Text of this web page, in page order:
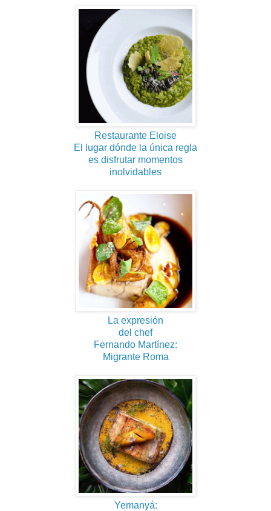
Restaurante Eloise
El lugar dónde la única regla
es disfrutar momentos
inolvidables
La expresión
del chef
Fernando Martínez:
Migrante Roma
Yemanyá: